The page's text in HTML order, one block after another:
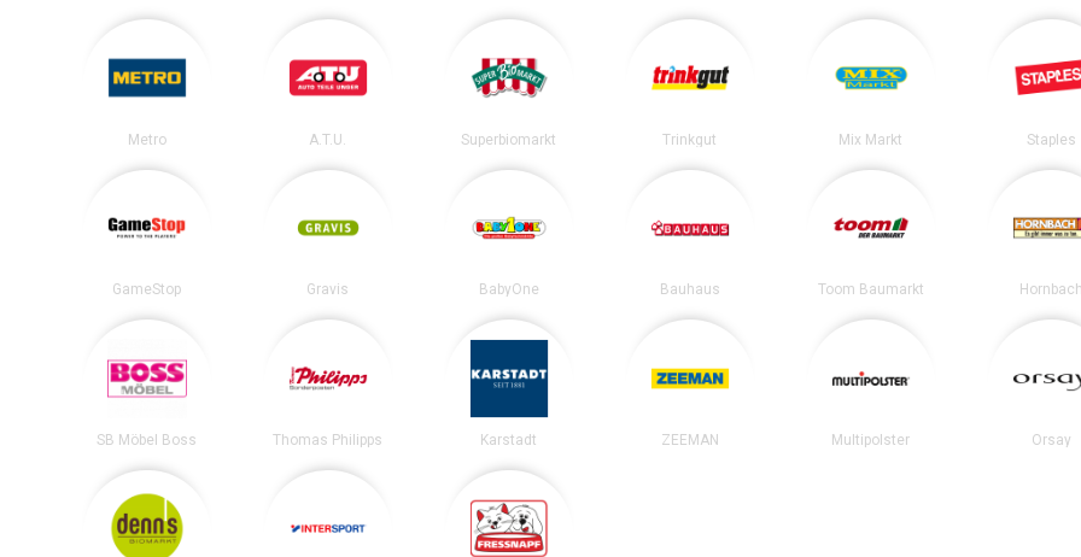
Metro A.T.U. Superbiomarkt Trinkgut Mix Markt Staples
GameStop Gravis BabyOne Bauhaus Toom Baumarkt
SB Möbel Boss Thomas Philipps Karstadt ZEEMAN Multipolster Orsay